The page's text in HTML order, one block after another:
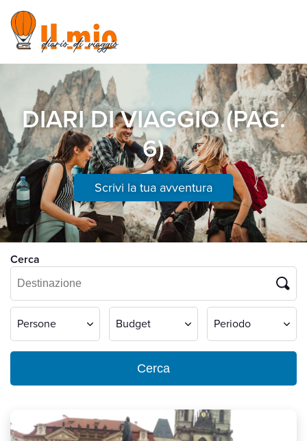
DIARI DI VIAGGIO (PAG.
6)
Scrivi la tua avventura
Cerca
Persone Budget Periodo
Cerca